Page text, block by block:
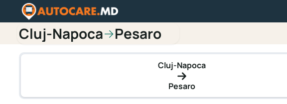
Cluj-Napoca→Pesaro
Cluj-Napoca
Pesaro